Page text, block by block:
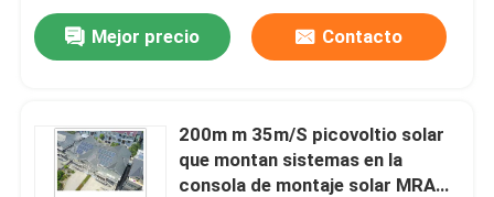
Mejor precio Contacto
200m m 35m/S picovoltio solar
que montan sistemas en la
consola de montaje solar MRA1